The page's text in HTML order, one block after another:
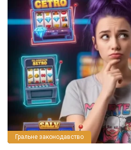
Гральне законодавство